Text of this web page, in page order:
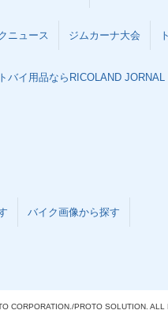
ニュース ジムカーナ大会
バイ用品ならRICOLAND JORNAL
バイク画像から探す
CORPORATION./PROTO SOLUTION. ALL